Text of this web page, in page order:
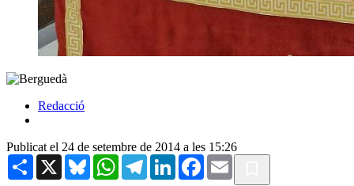
Redacció
Publicat el 24 de setembre de 2014 a les 15:26
Share X BlueskyWhatsAppTelegramLinkedInFacebook
Email